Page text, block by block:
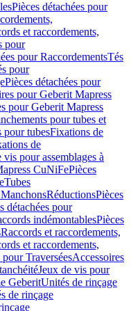
Pièces détachées pour
et raccordements,
pour
pour RaccordementsTés
pour
Pièces détachées pour
pour Geberit Mapress
pour Geberit Mapress
pour tubes et
pour tubesFixations de
de
vis pour assemblages à
CuNiFePièces
Tubes
RéductionsPièces
détachées pour
indémontablesPièces
Raccords et raccordements,
et raccordements,
pour TraverséesAccessoires
Jeux de vis pour
GeberitUnités de rinçage
de rinçage